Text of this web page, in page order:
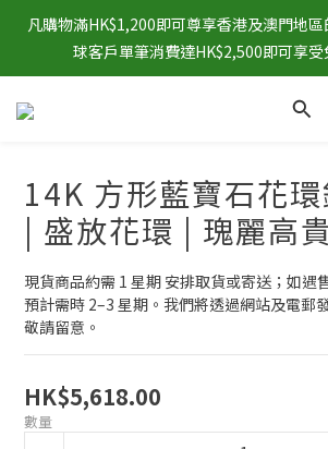
凡購物滿HK$1,200即可尊享香港及澳門地
球客戶單筆消費達HK$2,500即可享受
14K 方形藍寶石花
| 盛放花環 | 瑰麗高
現貨商品約需 1 星期 安排取貨或寄送；如遇
預計需時 2–3 星期。我們將透過網站及電郵
敬請留意。
HK$5,618.00
數量